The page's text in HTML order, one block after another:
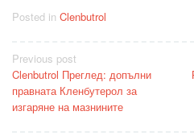
Posted in Clenbutrol
Post
navigation
Previous post
Clenbutrol Преглед: допълни
правната Кленбутерол за
изгаряне на мазнините